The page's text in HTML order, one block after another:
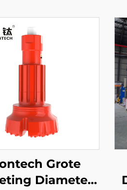
Grote
Diameter